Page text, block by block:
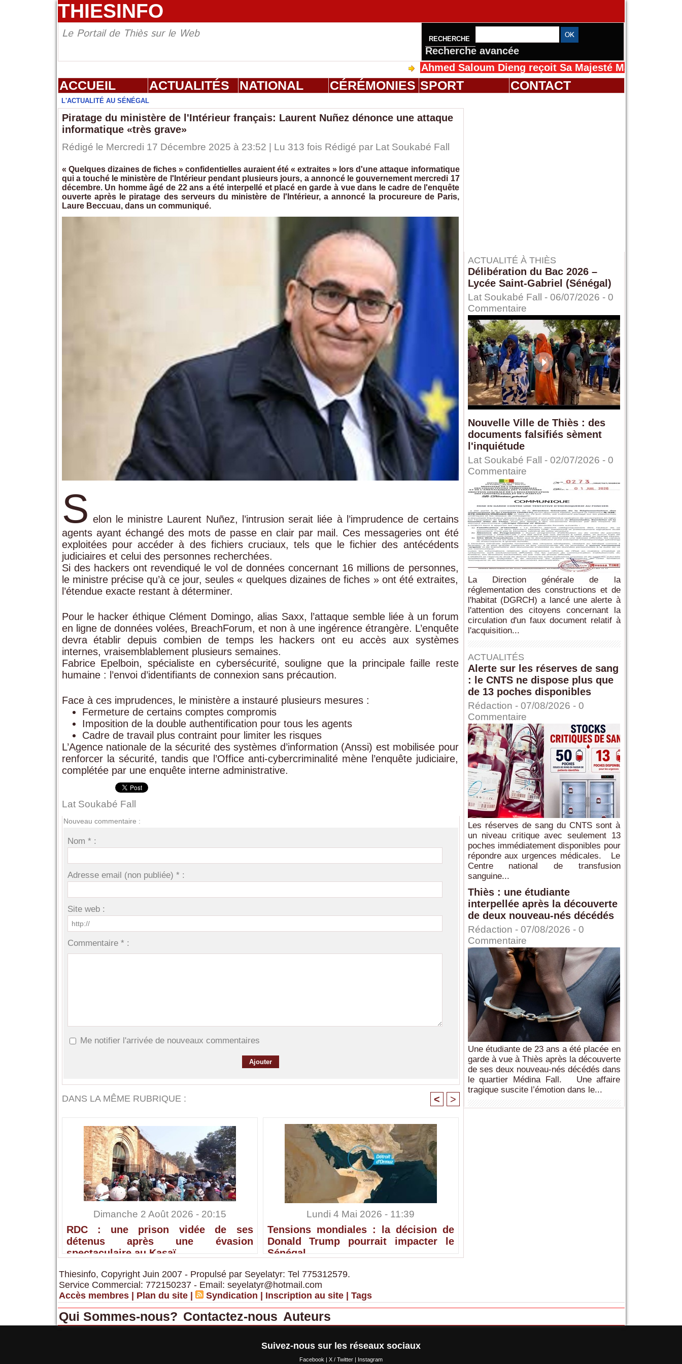
THIESINFO
Le Portail de Thiès sur le Web RECHERCHE
Recherche avancée
Ahmed Saloum Dieng reçoit Sa Majesté Mansah Cissé au
ACCUEIL ACTUALITÉS NATIONAL CÉRÉMONIES SPORT CONTACT
L'ACTUALITÉ AU SÉNÉGAL
Piratage du ministère de l'Intérieur français: Laurent Nuñez dénonce une attaque
informatique «très grave»
Rédigé le Mercredi 17 Décembre 2025 à 23:52 | Lu 313 fois Rédigé par Lat Soukabé Fall
« Quelques dizaines de fiches » confidentielles auraient été « extraites » lors d'une attaque informatique
qui a touché le ministère de l'Intérieur pendant plusieurs jours, a annoncé le gouvernement mercredi 17
décembre. Un homme âgé de 22 ans a été interpellé et placé en garde à vue dans le cadre de l'enquête
ouverte après le piratage des serveurs du ministère de l'Intérieur, a annoncé la procureure de Paris,
Laure Beccuau, dans un communiqué.
S elon le ministre Laurent Nuñez, l’intrusion serait liée à l’imprudence de certains
agents ayant échangé des mots de passe en clair par mail. Ces messageries ont été
exploitées pour accéder à des fichiers cruciaux, tels que le fichier des antécédents
judiciaires et celui des personnes recherchées.
Si des hackers ont revendiqué le vol de données concernant 16 millions de personnes,
le ministre précise qu’à ce jour, seules « quelques dizaines de fiches » ont été extraites,
l’étendue exacte restant à déterminer.
Pour le hacker éthique Clément Domingo, alias Saxx, l’attaque semble liée à un forum
en ligne de données volées, BreachForum, et non à une ingérence étrangère. L’enquête
devra établir depuis combien de temps les hackers ont eu accès aux systèmes
internes, vraisemblablement plusieurs semaines.
Fabrice Epelboin, spécialiste en cybersécurité, souligne que la principale faille reste
humaine : l’envoi d’identifiants de connexion sans précaution.
Face à ces imprudences, le ministère a instauré plusieurs mesures :
Fermeture de certains comptes compromis
Imposition de la double authentification pour tous les agents
Cadre de travail plus contraint pour limiter les risques
L’Agence nationale de la sécurité des systèmes d’information (Anssi) est mobilisée pour
renforcer la sécurité, tandis que l’Office anti-cybercriminalité mène l’enquête judiciaire,
complétée par une enquête interne administrative.
Lat Soukabé Fall
Nouveau commentaire :
Nom * :
Adresse email (non publiée) * :
Site web :
Commentaire * :
Me notifier l'arrivée de nouveaux commentaires
DANS LA MÊME RUBRIQUE : < >
Dimanche 2 Août 2026 - 20:15
RDC : une prison vidée de ses
détenus après une évasion
spectaculaire au Kasaï
Lundi 4 Mai 2026 - 11:39
Tensions mondiales : la décision de
Donald Trump pourrait impacter le
Sénégal
ACTUALITÉ À THIÈS
Délibération du Bac 2026 –
Lycée Saint-Gabriel (Sénégal)
Lat Soukabé Fall - 06/07/2026 - 0
Commentaire
Nouvelle Ville de Thiès : des
documents falsifiés sèment
l'inquiétude
Lat Soukabé Fall - 02/07/2026 - 0
Commentaire
La Direction générale de la
réglementation des constructions et de
l'habitat (DGRCH) a lancé une alerte à
l'attention des citoyens concernant la
circulation d'un faux document relatif à
l'acquisition...
ACTUALITÉS
Alerte sur les réserves de sang
: le CNTS ne dispose plus que
de 13 poches disponibles
Rédaction - 07/08/2026 - 0
Commentaire
Les réserves de sang du CNTS sont à
un niveau critique avec seulement 13
poches immédiatement disponibles pour
répondre aux urgences médicales. Le
Centre national de transfusion
sanguine...
Thiès : une étudiante
interpellée après la découverte
de deux nouveau-nés décédés
Rédaction - 07/08/2026 - 0
Commentaire
Une étudiante de 23 ans a été placée en
garde à vue à Thiès après la découverte
de ses deux nouveau-nés décédés dans
le quartier Médina Fall. Une affaire
tragique suscite l’émotion dans le...
Thiesinfo, Copyright Juin 2007 - Propulsé par Seyelatyr: Tel 775312579.
Service Commercial: 772150237 - Email: seyelatyr@hotmail.com
Accès membres
Plan du site Syndication Inscription au site Tags
Qui Sommes-nous? Contactez-nous Auteurs
Suivez-nous sur les réseaux sociaux
Facebook | X / Twitter | Instagram